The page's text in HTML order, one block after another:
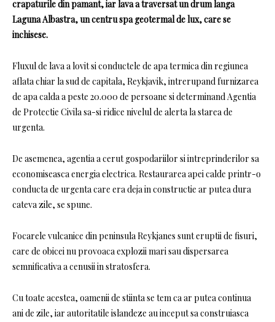
crapaturile din pamant, iar lava a traversat un drum langa
Laguna Albastra, un centru spa geotermal de lux, care se
inchisese.
Fluxul de lava a lovit si conductele de apa termica din regiunea
aflata chiar la sud de capitala, Reykjavik, intrerupand furnizarea
de apa calda a peste 20.000 de persoane si determinand Agentia
de Protectie Civila sa-si ridice nivelul de alerta la starea de
urgenta.
De asemenea, agentia a cerut gospodariilor si intreprinderilor sa
economiseasca energia electrica. Restaurarea apei calde printr-o
conducta de urgenta care era deja in constructie ar putea dura
cateva zile, se spune.
Focarele vulcanice din peninsula Reykjanes sunt eruptii de fisuri,
care de obicei nu provoaca explozii mari sau dispersarea
semnificativa a cenusii in stratosfera.
Cu toate acestea, oamenii de stiinta se tem ca ar putea continua
ani de zile, iar autoritatile islandeze au inceput sa construiasca